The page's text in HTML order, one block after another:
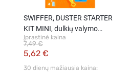
SWIFFER, DUSTER STARTER
KIT MINI, dulkių valymo
rinkinys, 1 vnt.
Įprastinė kaina
5,62 €
7,49 €
30 dienų mažiausia kaina: